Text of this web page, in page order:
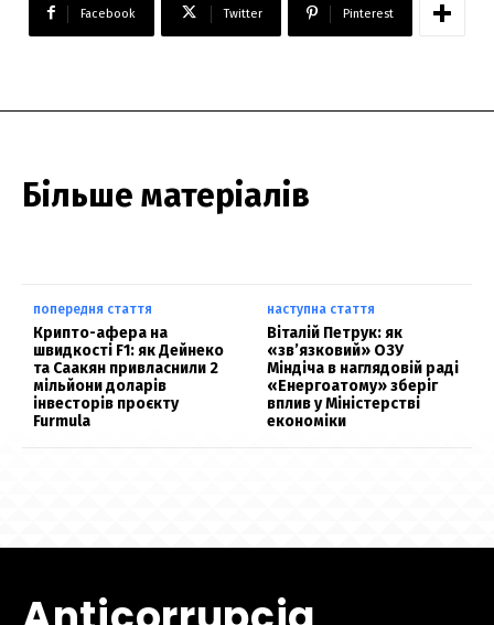
Facebook Twitter Pinterest
Більше матеріалів
попередня стаття
Крипто-афера на
швидкості F1: як Дейнеко
та Саакян привласнили 2
мільйони доларів
інвесторів проєкту
Furmula
наступна стаття
Віталій Петрук: як
«зв’язковий» ОЗУ
Міндіча в наглядовій раді
«Енергоатому» зберіг
вплив у Міністерстві
економіки